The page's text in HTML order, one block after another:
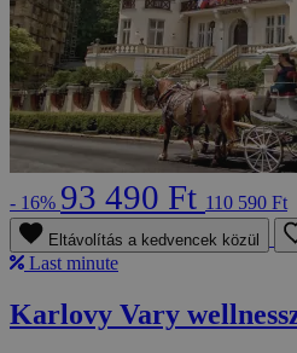
- 16% 93 490 Ft 110 590 Ft
Eltávolítás a kedvencek közül
Last minute
Karlovy Vary